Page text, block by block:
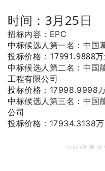
时间：3月25日
招标内容：EPC
中标候选人第一名 ：中国
投标价格：17991.9888万
中标候选人第二名 ：中国
工程有限公司
投标价格：17998.9998万
中标候选人第三名 ：中国
公司
投标价格：17934.3138万
>>>>>坎 德 拉